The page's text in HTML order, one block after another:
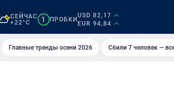
СЕЙЧАС
+22°C
1 ПРОБКИ
USD 82,17
EUR 94,84
Главные тренды осени 2026 Сбили 7 человек —